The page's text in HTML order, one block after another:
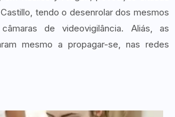
tendo o desenrolar dos mesmos
de videovigilância. Aliás, as
mesmo a propagar-se, nas redes